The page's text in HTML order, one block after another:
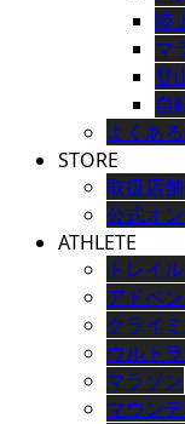
陸
マ
登
自
よくあ
STORE
取扱店
公式オ
ATHLETE
トレイ
アドベ
クライ
ウルト
マラソン
マウン